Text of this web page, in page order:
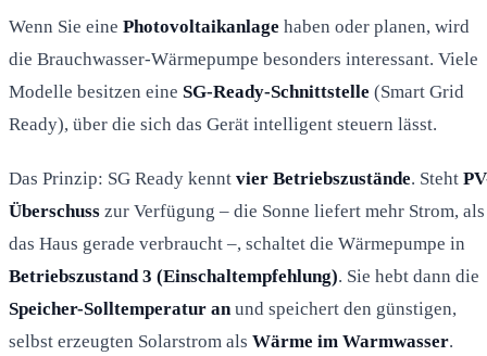
Wenn Sie eine Photovoltaikanlage haben oder planen, wird
die Brauchwasser-Wärmepumpe besonders interessant. Viele
Modelle besitzen eine SG-Ready-Schnittstelle (Smart Grid
Ready), über die sich das Gerät intelligent steuern lässt.
Das Prinzip: SG Ready kennt vier Betriebszustände. Steht
Überschuss zur Verfügung – die Sonne liefert mehr Strom, als
das Haus gerade verbraucht –, schaltet die Wärmepumpe in
Betriebszustand 3 (Einschaltempfehlung). Sie hebt dann die
Speicher-Solltemperatur an und speichert den günstigen,
selbst erzeugten Solarstrom als Wärme im Warmwasser.